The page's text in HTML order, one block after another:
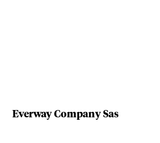
Everway Company Sas